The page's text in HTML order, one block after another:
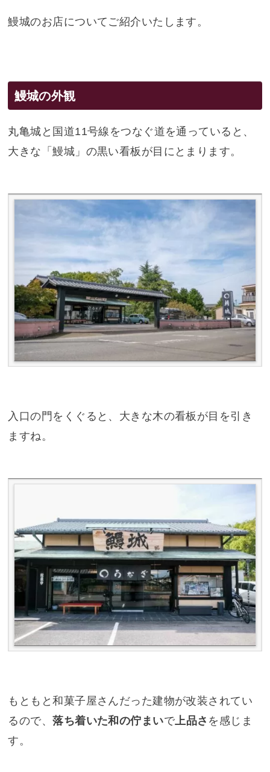
鰻城のお店についてご紹介いたします。
鰻城の外観
丸亀城と国道11号線をつなぐ道を通っていると、
大きな「鰻城」の黒い看板が目にとまります。
入口の門をくぐると、大きな木の看板が目を引き
ますね。
もともと和菓子屋さんだった建物が改装されてい
るので、落ち着いた和の佇まいで上品さ を感じま
す。